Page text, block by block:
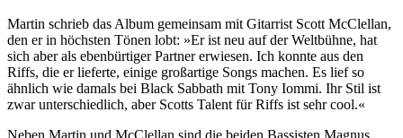
Martin schrieb das Album gemeinsam mit Gitarrist Scott McClellan,
den er in höchsten Tönen lobt: »Er ist neu auf der Weltbühne, hat
sich aber als ebenbürtiger Partner erwiesen. Ich konnte aus den
Riffs, die er lieferte, einige großartige Songs machen. Es lief so
ähnlich wie damals bei Black Sabbath mit Tony Iommi. Ihr Stil ist
zwar unterschiedlich, aber Scotts Talent für Riffs ist sehr cool.«